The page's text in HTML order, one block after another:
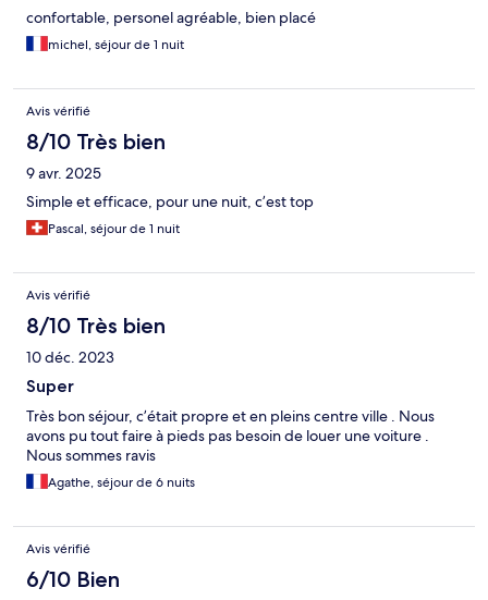
confortable, personel agréable, bien placé
michel, séjour de 1 nuit
Avis vérifié
8/10 Très bien
9 avr. 2025
Simple et efficace, pour une nuit, c’est top
Pascal, séjour de 1 nuit
Avis vérifié
8/10 Très bien
10 déc. 2023
Super
Très bon séjour, c’était propre et en pleins centre ville . Nous
avons pu tout faire à pieds pas besoin de louer une voiture .
Nous sommes ravis
Agathe, séjour de 6 nuits
Avis vérifié
6/10 Bien